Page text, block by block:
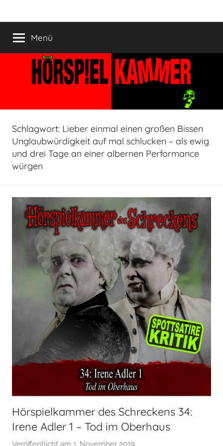
Inhalt
springen
HÖRSPIELKAMMER
nicht!
Menü
Schlagwort: Lieber einmal einen großen Bissen
Unglaubwürdigkeit auf mal schlucken – als ewig
und drei Tage an einer albernen Performance
würgen
Hörspielkammer des Schreckens 34:
Irene Adler 1 – Tod im Oberhaus
Veröffentlicht am 1. November 2019